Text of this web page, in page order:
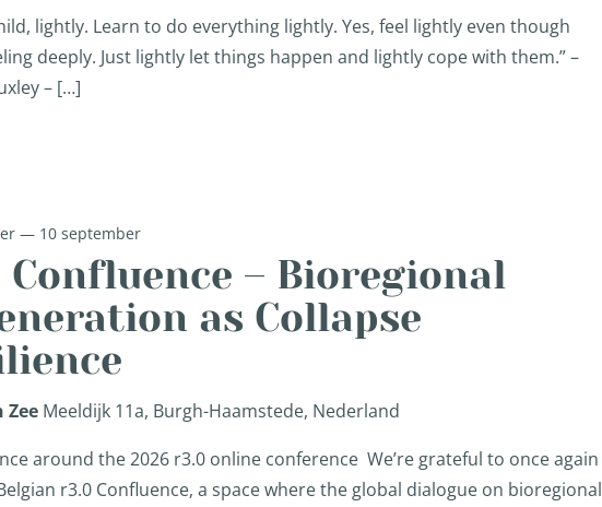
lightly. Learn to do everything lightly. Yes, feel lightly even though
deeply. Just lightly let things happen and lightly cope with them.” –
– […]
Confluence – Bioregional
as Collapse
— 10 september
Zee Meeldijk 11a, Burgh-Haamstede, Nederland
around the 2026 r3.0 online conference We’re grateful to once again
r3.0 Confluence, a space where the global dialogue on bioregional